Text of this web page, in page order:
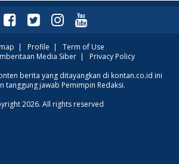
| Profile | Term of Use
Media Siber| Privacy Policy
berita yang ditayangkan di kontan.co.id ini
tanggung jawab Pemimpin Redaksi.
2026. All rights reserved